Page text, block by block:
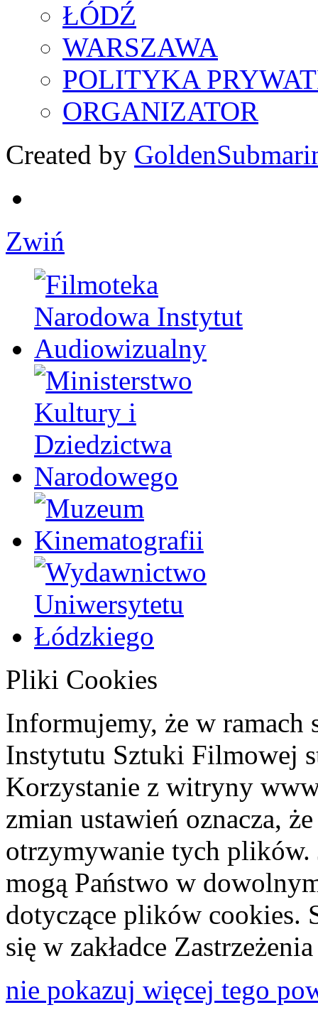
ŁÓDŹ
WARSZAWA
POLITYKA
ORGANIZATOR
Created by
Zwiń
Pliki Cookies
Informujemy, że w ramach
Instytutu Sztuki Filmowej
Korzystanie z witryny
zmian ustawień oznacza,
otrzymywanie tych plików.
mogą Państwo w
dotyczące plików cookies.
się w zakładce
nie pokazuj więcej tego